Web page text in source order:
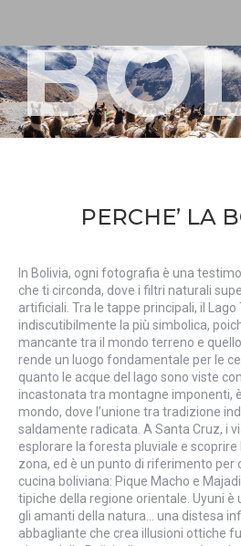
PERCHE’ LA
In Bolivia, ogni fotografia è una
che ti circonda, dove i filtri naturali
artificiali. Tra le tappe principali, il Lago
indiscutibilmente la più simbolica,
mancante tra il mondo terreno e
rende un luogo fondamentale per le
quanto le acque del lago sono viste
incastonata tra montagne imponenti,
mondo, dove l’unione tra tradizione
saldamente radicata. A Santa Cruz, i
esplorare la foresta pluviale e
zona, ed è un punto di riferimento per
cucina boliviana: Pique Macho e
tipiche della regione orientale. Uyuni
gli amanti della natura… una distesa
abbagliante che crea illusioni ottiche